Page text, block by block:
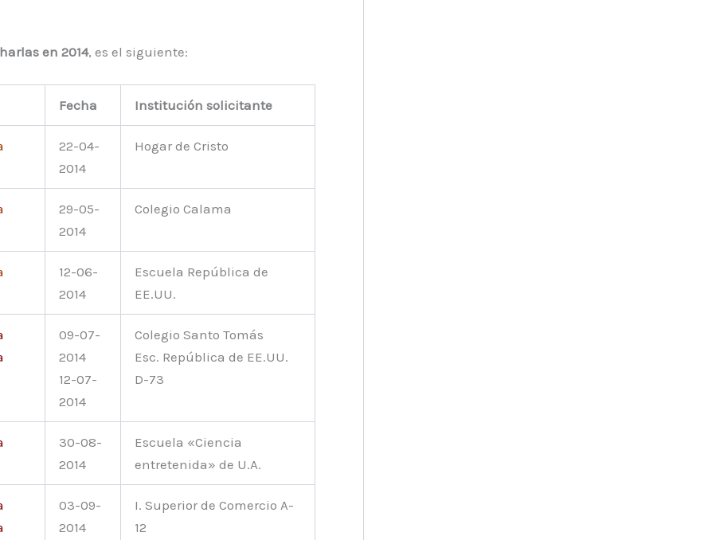
en 2014, es el siguiente:
Fecha Institución solicitante
22-04-
2014
Hogar de Cristo
29-05-
2014
Colegio Calama
12-06-
2014
Escuela República de
EE.UU.
09-07-
2014
12-07-
2014
Colegio Santo Tomás
Esc. República de EE.UU.
D-73
30-08-
2014
Escuela «Ciencia
entretenida» de U.A.
03-09-
2014
I. Superior de Comercio A-
12